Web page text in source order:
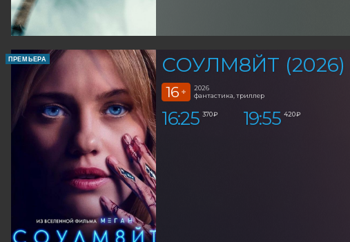
ПРЕМЬЕРА СОУЛМ8ЙТ (2026)
16 +
2026
фантастика, триллер
16:25 370 ₽ 19:55 420 ₽